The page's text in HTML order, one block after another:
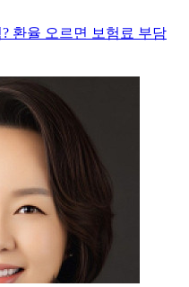
환율 오르면 보험료 부담